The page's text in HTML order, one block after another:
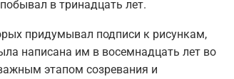
в тринадцать лет.
придумывал подписи к рисункам,
написана им в восемнадцать лет во
этапом созревания и